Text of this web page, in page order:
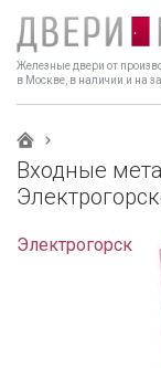
Железные двери от
в Москве, в наличии и на
Входные
Электрогорск